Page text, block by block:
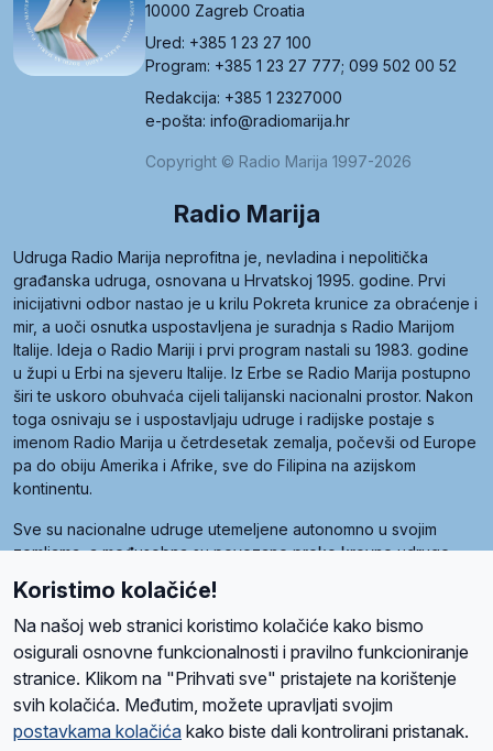
10000 Zagreb Croatia
Ured: +385 1 23 27 100
Program: +385 1 23 27 777; 099 502 00 52
Redakcija: +385 1 2327000
e-pošta: info@radiomarija.hr
Copyright © Radio Marija 1997-2026
Radio Marija
Udruga Radio Marija neprofitna je, nevladina i nepolitička
građanska udruga, osnovana u Hrvatskoj 1995. godine. Prvi
inicijativni odbor nastao je u krilu Pokreta krunice za obraćenje i
mir, a uoči osnutka uspostavljena je suradnja s Radio Marijom
Italije. Ideja o Radio Mariji i prvi program nastali su 1983. godine
u župi u Erbi na sjeveru Italije. Iz Erbe se Radio Marija postupno
širi te uskoro obuhvaća cijeli talijanski nacionalni prostor. Nakon
toga osnivaju se i uspostavljaju udruge i radijske postaje s
imenom Radio Marija u četrdesetak zemalja, počevši od Europe
pa do obiju Amerika i Afrike, sve do Filipina na azijskom
kontinentu.
Sve su nacionalne udruge utemeljene autonomno u svojim
zemljama, a međusobna su povezane preko krovne udruge
Radio Maria). Svjetsku obitelj utemeljilo je sedam članica, među
kojima je i hrvatska Udruga Radio Marija.
O namaRadio ProgramVolonteriPrijateljiKontaktPravila privatnosti
Koristimo kolačiće!
Na našoj web stranici koristimo kolačiće kako bismo
osigurali osnovne funkcionalnosti i pravilno funkcioniranje
stranice. Klikom na "Prihvati sve" pristajete na korištenje
svih kolačića. Međutim, možete upravljati svojim
postavkama kolačića kako biste dali kontrolirani pristanak.